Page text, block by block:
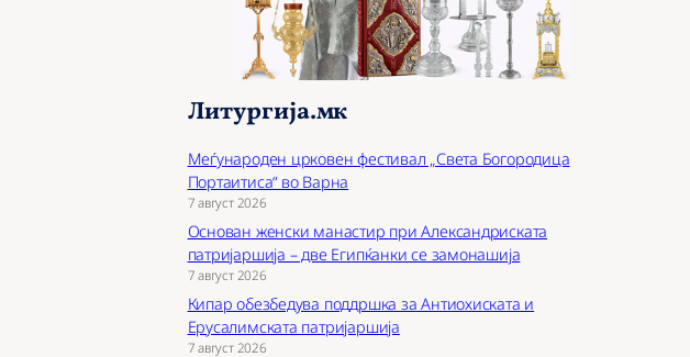
Литургија.мк
Меѓународен црковен фестивал „Света Богородица
Портаитиса“ во Варна
7 август 2026
Основан женски манастир при Александриската
патријаршија – две Египќанки се замонашија
7 август 2026
Кипар обезбедува поддршка за Антиохиската и
Ерусалимската патријаршија
7 август 2026